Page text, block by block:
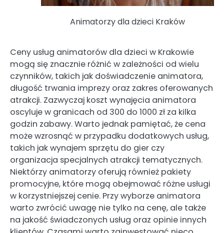
Animatorzy dla dzieci Kraków
Ceny usług animatorów dla dzieci w Krakowie
mogą się znacznie różnić w zależności od wielu
czynników, takich jak doświadczenie animatora,
długość trwania imprezy oraz zakres oferowanych
atrakcji. Zazwyczaj koszt wynajęcia animatora
oscyluje w granicach od 300 do 1000 zł za kilka
godzin zabawy. Warto jednak pamiętać, że cena
może wzrosnąć w przypadku dodatkowych usług,
takich jak wynajem sprzętu do gier czy
organizacja specjalnych atrakcji tematycznych.
Niektórzy animatorzy oferują również pakiety
promocyjne, które mogą obejmować różne usługi
w korzystniejszej cenie. Przy wyborze animatora
warto zwrócić uwagę nie tylko na cenę, ale także
na jakość świadczonych usług oraz opinie innych